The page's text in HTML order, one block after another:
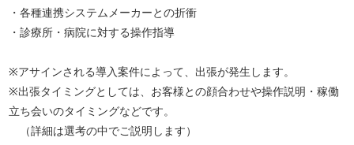
・各種連携システムメーカーとの折衝
・診療所・病院に対する操作指導
※アサインされる導入案件によって、出張が発生します。
※出張タイミングとしては、お客様との顔合わせや操作説明・稼働
立ち会いのタイミングなどです。
（詳細は選考の中でご説明します）